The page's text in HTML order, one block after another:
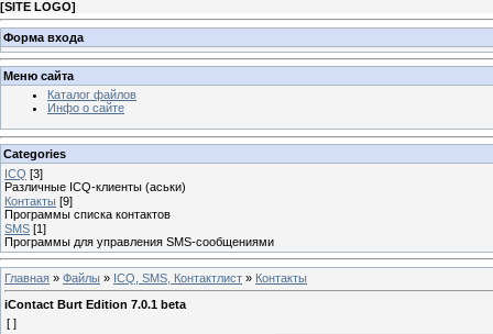
[SITE LOGO]
Форма входа
Меню сайта
Каталог файлов
Инфо о сайте
Categories
ICQ [3]
Различные ICQ-клиенты (аськи)
Контакты [9]
Программы списка контактов
SMS [1]
Программы для управления SMS-сообщениями
Главная » Файлы » ICQ, SMS, Контактлист » Контакты
iContact Burt Edition 7.0.1 beta
[ ]